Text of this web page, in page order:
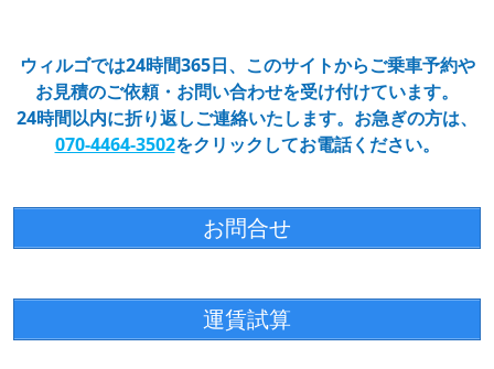
ウィルゴでは24時間365日、このサイトからご乗車予約や
お見積のご依頼・お問い合わせを受け付けています。
24時間以内に折り返しご連絡いたします。お急ぎの方は、
070-4464-3502をクリックしてお電話ください。
お問合せ
運賃試算